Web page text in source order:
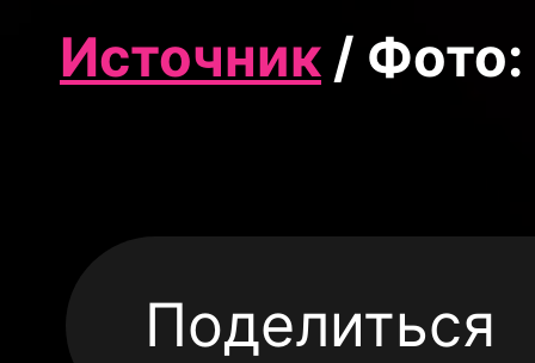
Источник / Фото:
Поделиться